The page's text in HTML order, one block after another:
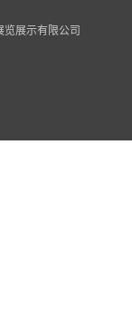
展示有限公司